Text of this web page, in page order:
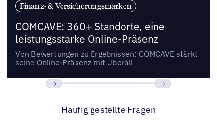
Finanz- & Versicherungsmarken
COMCAVE: 360+ Standorte, eine
leistungsstarke Online-Präsenz
Von Bewertungen zu Ergebnissen: COMCAVE stärkt
seine Online-Präsenz mit Uberall
Häufig gestellte Fragen